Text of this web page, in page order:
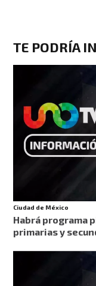
TE PODRÍA
Ciudad de México
Habrá programa
primarias y